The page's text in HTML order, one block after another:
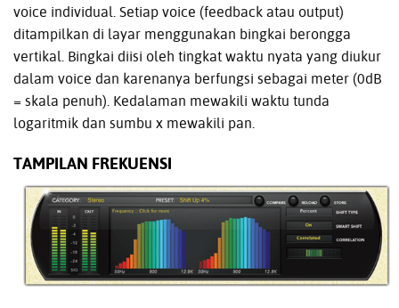
voice individual. Setiap voice (feedback atau output)
ditampilkan di layar menggunakan bingkai berongga
vertikal. Bingkai diisi oleh tingkat waktu nyata yang diukur
dalam voice dan karenanya berfungsi sebagai meter (0dB
= skala penuh). Kedalaman mewakili waktu tunda
logaritmik dan sumbu x mewakili pan.
TAMPILAN FREKUENSI